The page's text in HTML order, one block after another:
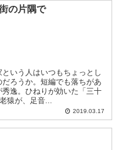
の片隅で
いう人はいつもちょっとし
ろうか。短編でも落ちがあ
逸。ひねりが効いた「三十
猿が、足音...
2019.03.17